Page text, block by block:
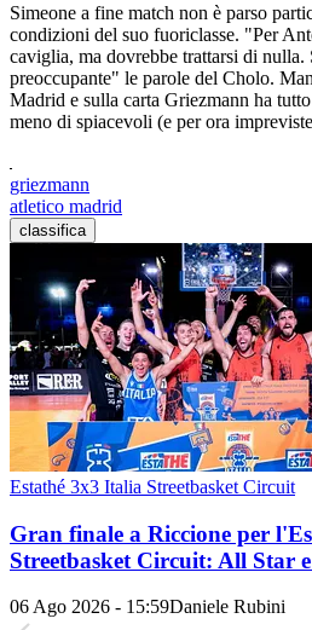
Simeone a fine match non è parso
condizioni del suo fuoriclasse. "Per
caviglia, ma dovrebbe trattarsi di nulla.
preoccupante" le parole del Cholo.
Madrid e sulla carta Griezmann ha
meno di spiacevoli (e per ora
griezmann
atletico madrid
classifica
Estathé 3x3 Italia Streetbasket Circuit
Gran finale a Riccione per
Streetbasket Circuit: All Star
06 Ago 2026 - 15:59Daniele Rubini